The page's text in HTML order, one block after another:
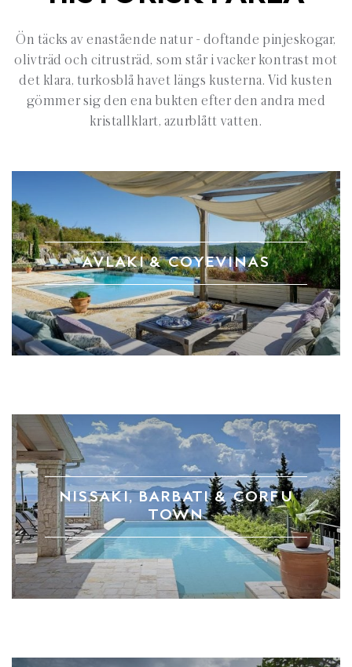
Ön täcks av enastående natur - doftande pinjeskogar,
olivträd och citrusträd, som står i vacker kontrast mot
det klara, turkosblå havet längs kusterna. Vid kusten
gömmer sig den ena bukten efter den andra med
kristallklart, azurblått vatten.
AVLAKI & COYEVINAS
NISSAKI, BARBATI & CORFU
TOWN